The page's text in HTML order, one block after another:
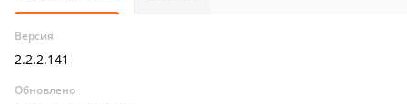
Версия
2.2.2.141
Обновлено